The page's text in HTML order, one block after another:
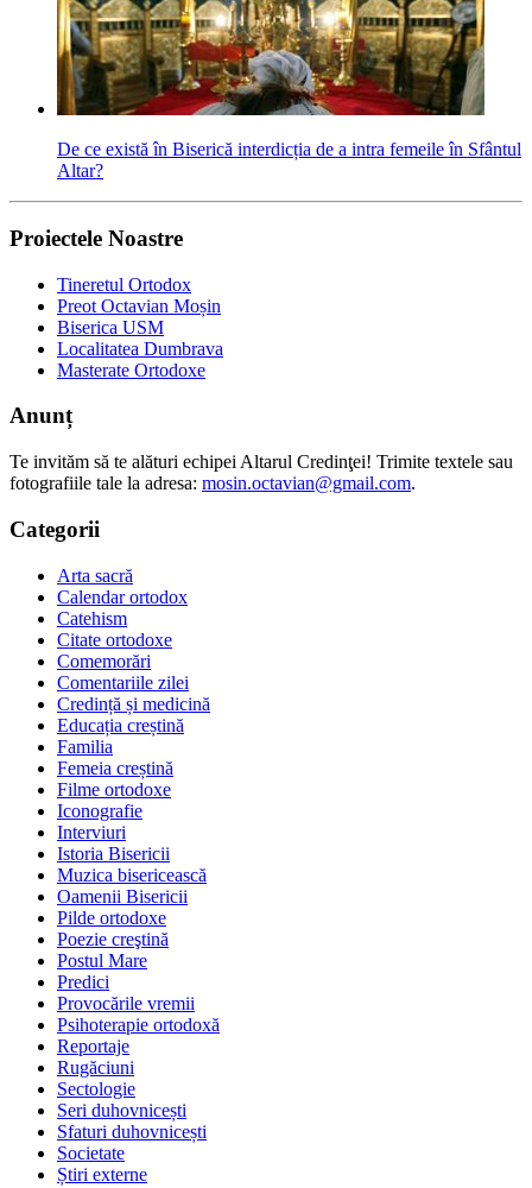
De ce există în Biserică interdicția de a intra femeile în Sfântul
Altar?
Proiectele Noastre
Tineretul Ortodox
Preot Octavian Moșin
Biserica USM
Localitatea Dumbrava
Masterate Ortodoxe
Anunț
Te invităm să te alături echipei Altarul Credinţei! Trimite textele sau
fotografiile tale la adresa: mosin.octavian@gmail.com.
Categorii
Arta sacră
Calendar ortodox
Catehism
Citate ortodoxe
Comemorări
Comentariile zilei
Credință și medicină
Educația creștină
Familia
Femeia creștină
Filme ortodoxe
Iconografie
Interviuri
Istoria Bisericii
Muzica bisericească
Oamenii Bisericii
Pilde ortodoxe
Poezie creştină
Postul Mare
Predici
Provocările vremii
Psihoterapie ortodoxă
Reportaje
Rugăciuni
Sectologie
Seri duhovnicești
Sfaturi duhovnicești
Societate
Știri externe